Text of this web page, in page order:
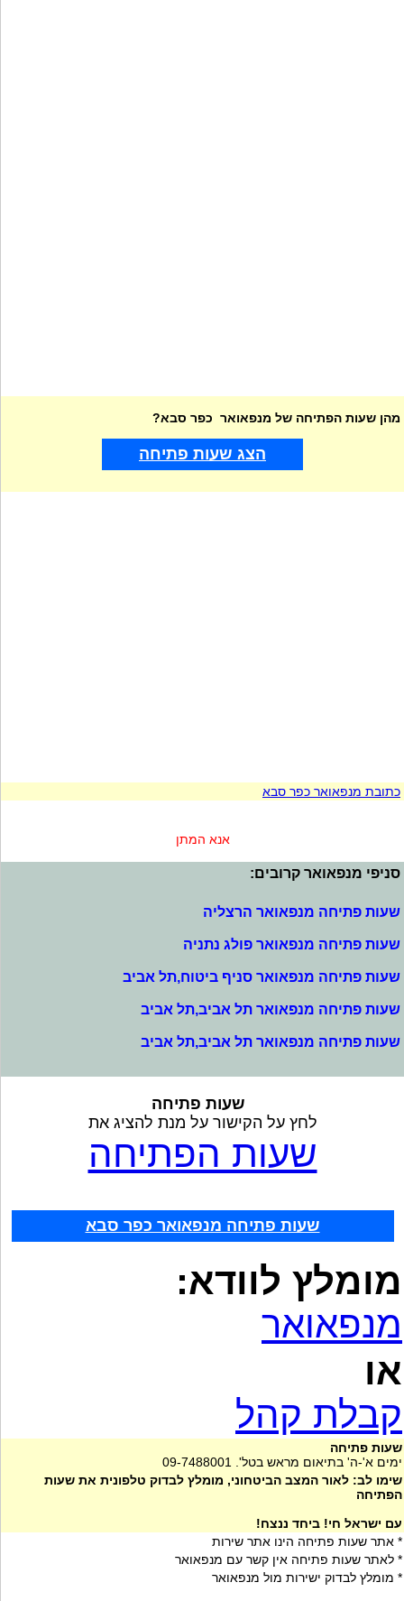
מהן שעות הפתיחה של מנפאואר כפר סבא?
הצג שעות פתיחה
כתובת מנפאואר כפר סבא
אנא המתן
סניפי מנפאואר קרובים:
שעות פתיחה מנפאואר הרצליה
שעות פתיחה מנפאואר פולג נתניה
שעות פתיחה מנפאואר סניף ביטוח,תל אביב
שעות פתיחה מנפאואר תל אביב,תל אביב
שעות פתיחה מנפאואר תל אביב,תל אביב
שעות פתיחה
לחץ על הקישור על מנת להציג את
שעות הפתיחה
שעות פתיחה מנפאואר כפר סבא
מומלץ לוודא:
מנפאואר
או
קבלת קהל
שעות פתיחה
ימים א'-ה' בתיאום מראש בטל'. 09-7488001
שימו לב: לאור המצב הביטחוני, מומלץ לבדוק טלפונית את שעות
הפתיחה
עם ישראל חי! ביחד ננצח!
* אתר שעות פתיחה הינו אתר שירות
* לאתר שעות פתיחה אין קשר עם מנפאואר
* מומלץ לבדוק ישירות מול מנפאואר